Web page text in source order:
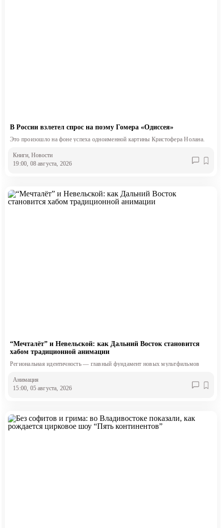
В России взлетел спрос на поэму Гомера «Одиссея»
Это произошло на фоне успеха одноименной картины Кристофера Нолана.
Книги , Новости
19:00, 08 августа, 2026
“Мечталёт” и Невельской: как Дальний Восток становится
хабом традиционной анимации
Региональная идентичность — главный фундамент новых мультфильмов
Анимация
15:00, 05 августа, 2026